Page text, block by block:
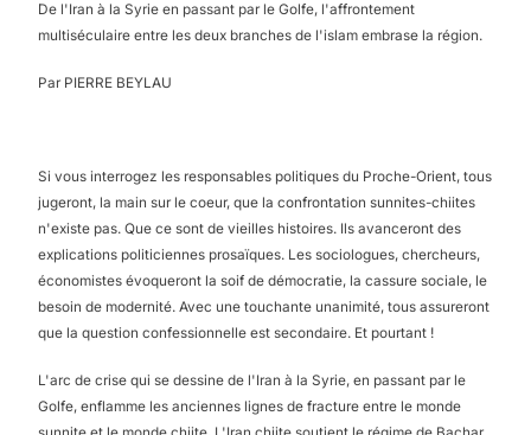
De l'Iran à la Syrie en passant par le Golfe, l'affrontement
multiséculaire entre les deux branches de l'islam embrase la région.
Par PIERRE BEYLAU
Si vous interrogez les responsables politiques du Proche-Orient, tous
jugeront, la main sur le coeur, que la confrontation sunnites-chiites
n'existe pas. Que ce sont de vieilles histoires. Ils avanceront des
explications politiciennes prosaïques. Les sociologues, chercheurs,
économistes évoqueront la soif de démocratie, la cassure sociale, le
besoin de modernité. Avec une touchante unanimité, tous assureront
que la question confessionnelle est secondaire. Et pourtant !
L'arc de crise qui se dessine de l'Iran à la Syrie, en passant par le
Golfe, enflamme les anciennes lignes de fracture entre le monde